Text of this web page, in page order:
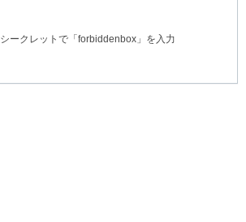
シークレットで「forbiddenbox」を入力